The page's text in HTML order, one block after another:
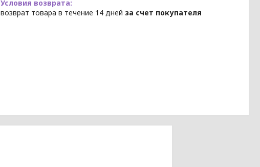
возврат товара в течение 14 дней за счет покупателя